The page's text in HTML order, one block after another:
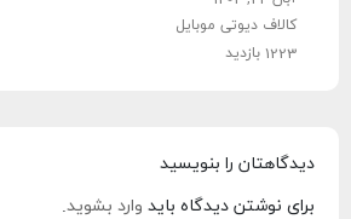
کالاف دیوتی موبایل
1223 بازدید
دیدگاهتان را بنویسید
برای نوشتن دیدگاه باید وارد بشوید.